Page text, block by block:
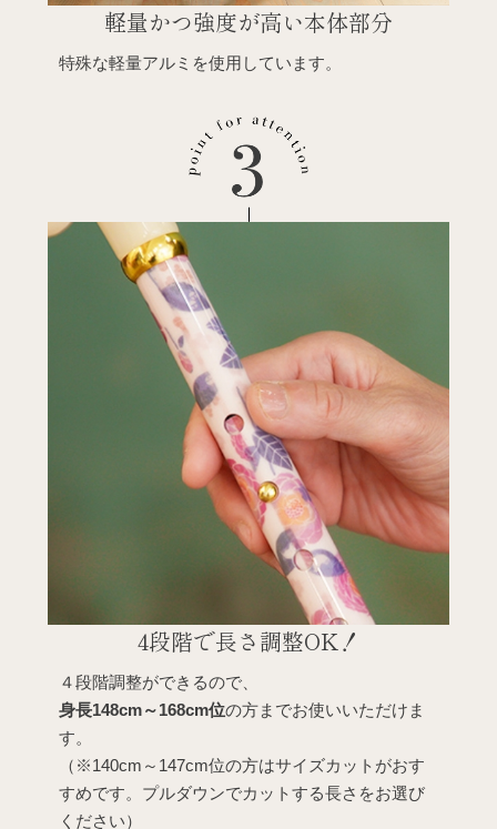
軽量かつ強度が高い本体部分
特殊な軽量アルミを使用しています。
4段階で長さ調整OK！
４段階調整ができるので、
身長148cm～168cm位の方までお使いいただけま
す。
（※140cm～147cm位の方はサイズカットがおす
すめです。プルダウンでカットする長さをお選び
ください）